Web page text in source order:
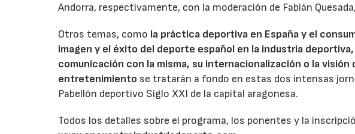
Andorra, respectivamente, con la moderación de Fabián
Otros temas, como la práctica deportiva en España y el
imagen y el éxito del deporte español en la industria
comunicación con la misma, su internacionalización o la
entretenimiento se tratarán a fondo en estas dos intensas
Pabellón deportivo Siglo XXI de la capital aragonesa.
Todos los detalles sobre el programa, los ponentes y la